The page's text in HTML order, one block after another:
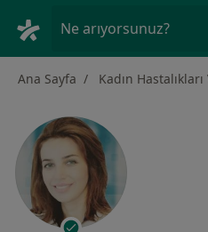
Ne arıyorsunuz?
Ana Sayfa Kadın